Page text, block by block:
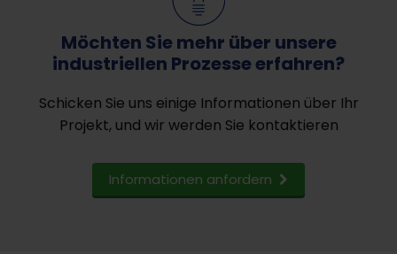
Möchten Sie mehr über unsere
industriellen Prozesse erfahren?
Schicken Sie uns einige Informationen über Ihr
Projekt, und wir werden Sie kontaktieren
Informationen anfordern